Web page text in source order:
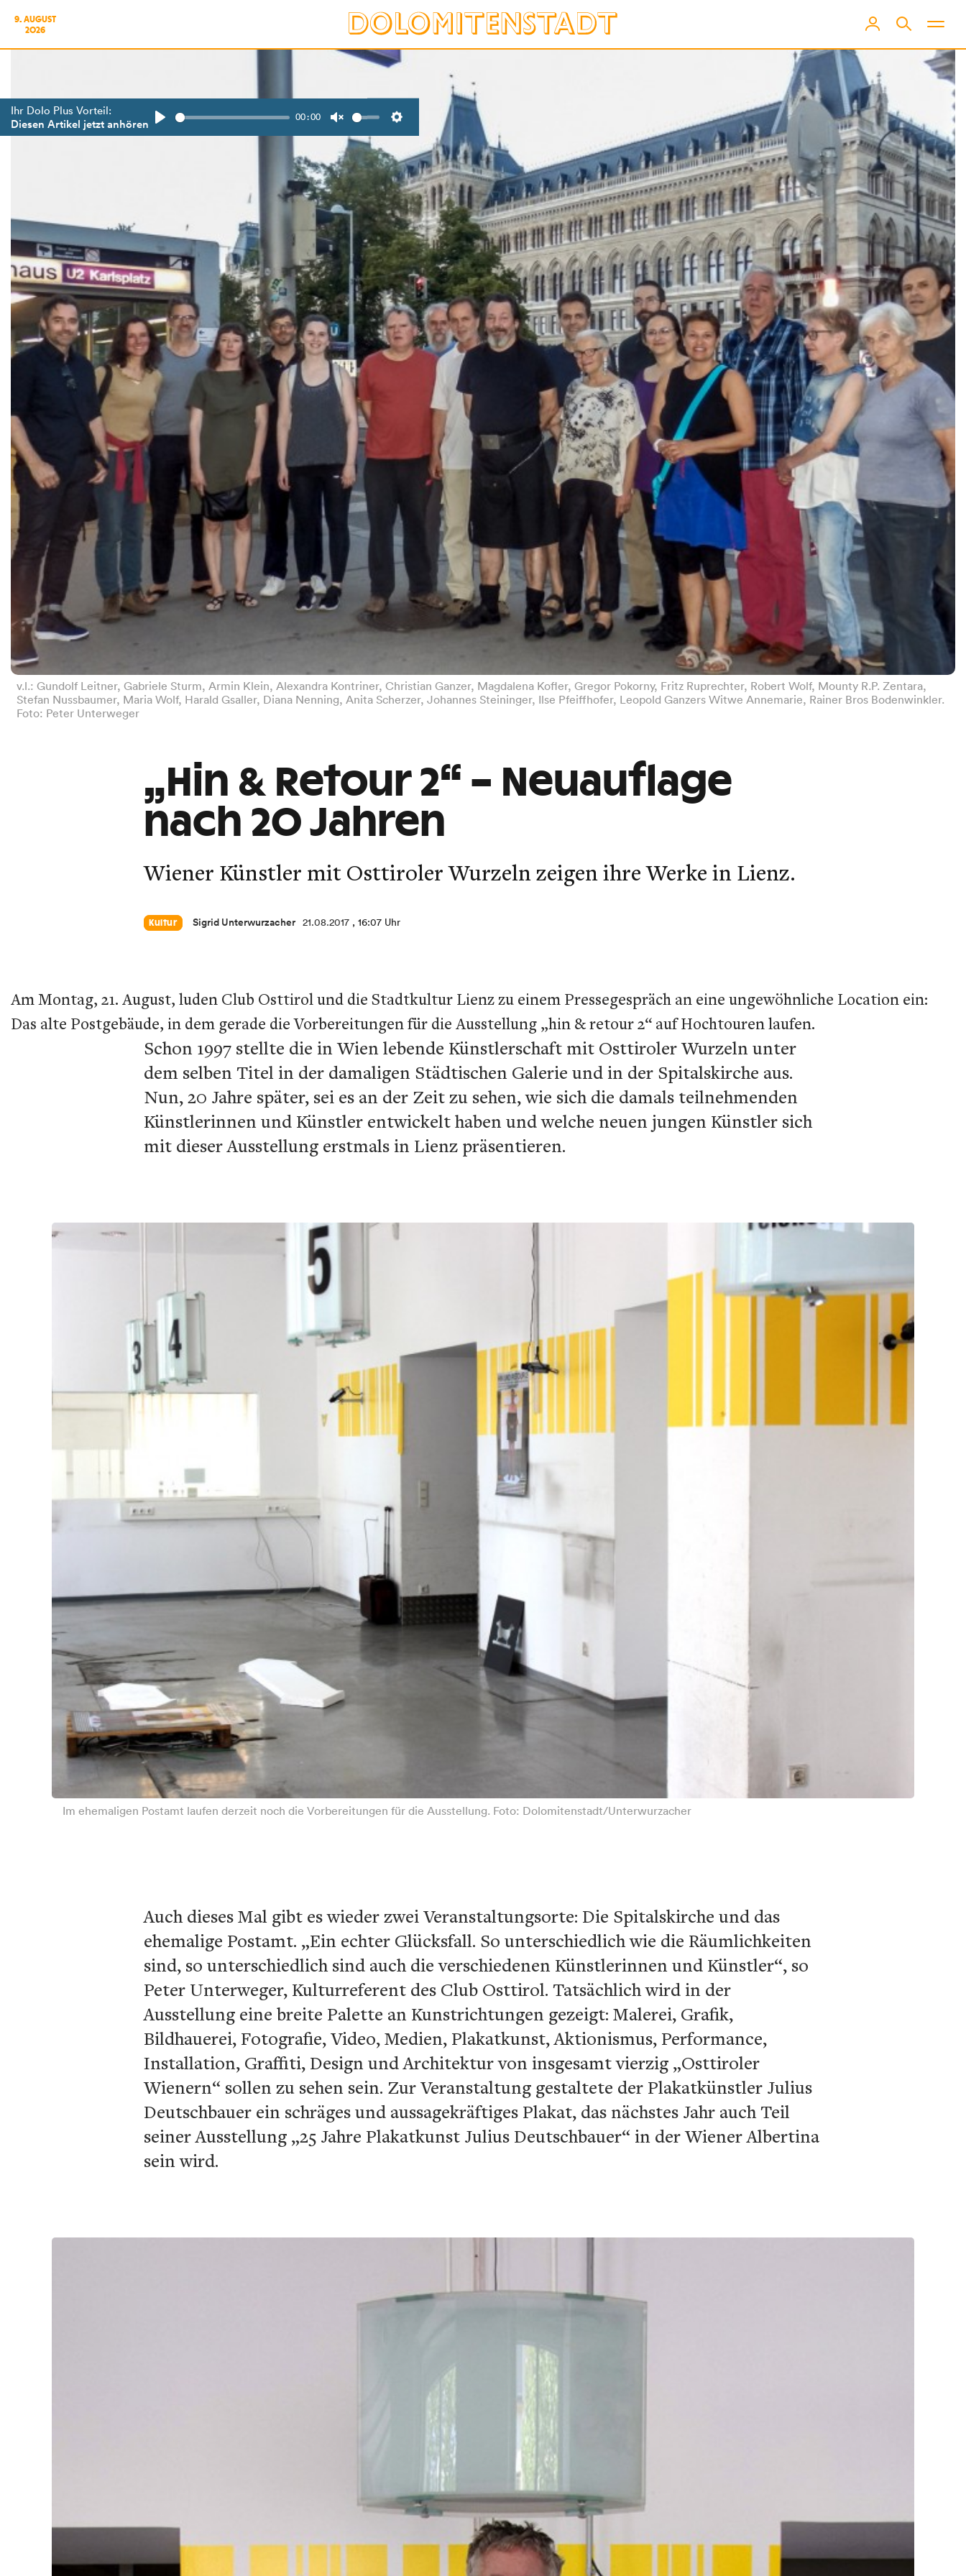
9. AUGUST
2026
Ihr Dolo Plus Vorteil:
Diesen Artikel jetzt anhören 00:00
v.l.: Gundolf Leitner, Gabriele Sturm, Armin Klein, Alexandra Kontriner, Christian Ganzer, Magdalena Kofler, Gregor Pokorny, Fritz Ruprechter, Robert Wolf, Mounty R.P. Zentara,
Stefan Nussbaumer, Maria Wolf, Harald Gsaller, Diana Nenning, Anita Scherzer, Johannes Steininger, Ilse Pfeiffhofer, Leopold Ganzers Witwe Annemarie, Rainer Bros Bodenwinkler.
Foto: Peter Unterweger
„Hin & Retour 2“ – Neuauflage
nach 20 Jahren
Wiener Künstler mit Osttiroler Wurzeln zeigen ihre Werke in Lienz.
Kultur Sigrid Unterwurzacher 21.08.2017 , 16:07 Uhr
Am Montag, 21. August, luden Club Osttirol und die Stadtkultur Lienz zu einem Pressegespräch an eine ungewöhnliche Location ein:
Das alte Postgebäude, in dem gerade die Vorbereitungen für die Ausstellung „hin & retour 2“ auf Hochtouren laufen.
Schon 1997 stellte die in Wien lebende Künstlerschaft mit Osttiroler Wurzeln unter
dem selben Titel in der damaligen Städtischen Galerie und in der Spitalskirche aus.
Nun, 20 Jahre später, sei es an der Zeit zu sehen, wie sich die damals teilnehmenden
Künstlerinnen und Künstler entwickelt haben und welche neuen jungen Künstler sich
mit dieser Ausstellung erstmals in Lienz präsentieren.
Im ehemaligen Postamt laufen derzeit noch die Vorbereitungen für die Ausstellung. Foto: Dolomitenstadt/Unterwurzacher
Auch dieses Mal gibt es wieder zwei Veranstaltungsorte: Die Spitalskirche und das
ehemalige Postamt. „Ein echter Glücksfall. So unterschiedlich wie die Räumlichkeiten
sind, so unterschiedlich sind auch die verschiedenen Künstlerinnen und Künstler“, so
Peter Unterweger, Kulturreferent des Club Osttirol. Tatsächlich wird in der
Ausstellung eine breite Palette an Kunstrichtungen gezeigt: Malerei, Grafik,
Bildhauerei, Fotografie, Video, Medien, Plakatkunst, Aktionismus, Performance,
Installation, Graffiti, Design und Architektur von insgesamt vierzig „Osttiroler
Wienern“ sollen zu sehen sein. Zur Veranstaltung gestaltete der Plakatkünstler Julius
Deutschbauer ein schräges und aussagekräftiges Plakat, das nächstes Jahr auch Teil
seiner Ausstellung „25 Jahre Plakatkunst Julius Deutschbauer“ in der Wiener Albertina
sein wird.